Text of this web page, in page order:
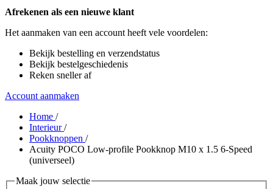
Afrekenen als een nieuwe klant
Het aanmaken van een account heeft vele voordelen:
Bekijk bestelling en verzendstatus
Bekijk bestelgeschiedenis
Reken sneller af
Account aanmaken
Home /
Interieur/
Pookknoppen /
Acuity POCO Low-profile Pookknop M10 x 1.5 6-Speed
(universeel)
Maak jouw selectie